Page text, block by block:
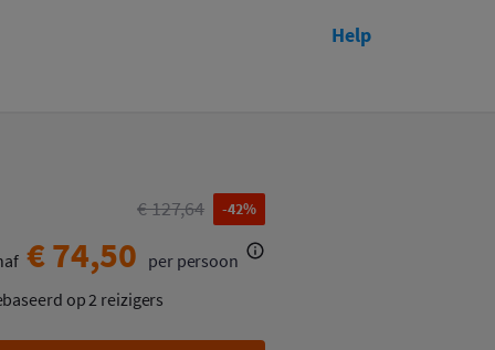
Help
€ 127,64 -42%
€ 74,50 per persoon
op 2 reizigers